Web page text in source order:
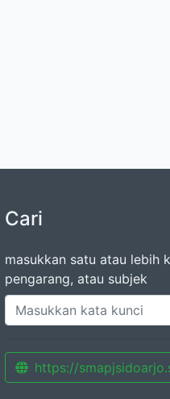
Cari
masukkan satu atau lebih
pengarang, atau subjek
https://